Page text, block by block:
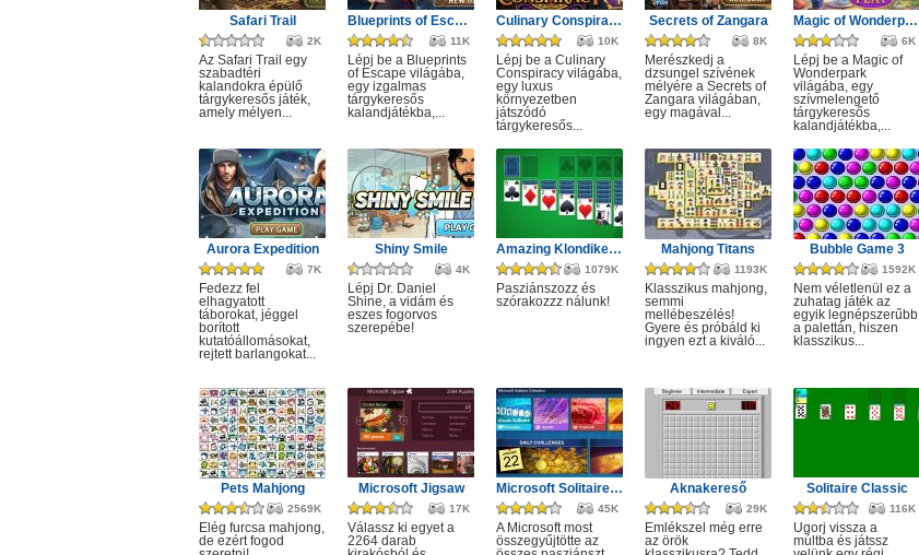
Safari Trail
2K
Az Safari Trail egy
szabadtéri
kalandokra épülő
tárgykeresős játék,
amely mélyen...
Blueprints of Escape
11K
Lépj be a Blueprints
of Escape világába,
egy izgalmas
tárgykeresős
kalandjátékba,...
Culinary Conspiracy
10K
Lépj be a Culinary
Conspiracy világába,
egy luxus
környezetben
játszódó
tárgykeresős...
Secrets of Zangara
8K
Merészkedj a
dzsungel szívének
mélyére a Secrets of
Zangara világában,
egy magával...
Magic of Wonderpark
6K
Lépj be a Magic of
Wonderpark
világába, egy
szívmelengető
tárgykeresős
kalandjátékba,...
Aurora Expedition
7K
Fedezz fel
elhagyatott
táborokat, jéggel
borított
kutatóállomásokat,
rejtett barlangokat...
Shiny Smile
4K
Lépj Dr. Daniel
Shine, a vidám és
eszes fogorvos
szerepébe!
Amazing Klondike Solitaire
1079K
Pasziánszozz és
szórakozzz nálunk!
Mahjong Titans
1193K
Klasszikus mahjong,
semmi
mellébeszélés!
Gyere és próbáld ki
ingyen ezt a kiváló...
Bubble Game 3
1592K
Nem véletlenül ez a
zuhatag játék az
egyik legnépszerűbb
a palettán, hiszen
klasszikus...
Pets Mahjong
2569K
Elég furcsa mahjong,
de ezért fogod
Microsoft Jigsaw
17K
Válassz ki egyet a
2264 darab
Microsoft Solitaire Collection
45K
A Microsoft most
összegyűjtötte az
Aknakereső
29K
Emlékszel még erre
az örök
Solitaire Classic
116K
Ugorj vissza a
múltba és játssz